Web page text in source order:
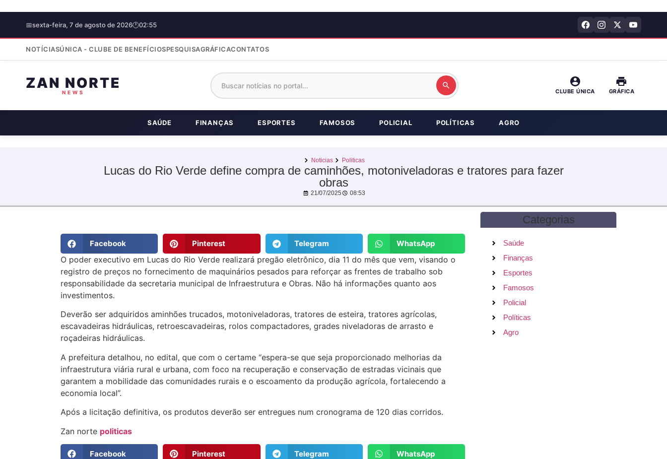
📅sexta-feira, 7 de agosto de 2026🕐02:55
NOTÍCIASÚNICA - CLUBE DE BENEFÍCIOSPESQUISAGRÁFICACONTATOS
ZAN NORTE
NEWS CLUBE ÚNICA GRÁFICA
SAÚDE FINANÇAS ESPORTES FAMOSOS POLICIAL POLÍTICAS AGRO
Noticias Politicas
Lucas do Rio Verde define compra de caminhões, motoniveladoras e tratores para fazer
obras
21/07/2025 08:53
Facebook Pinterest Telegram WhatsApp
O poder executivo em Lucas do Rio Verde realizará pregão eletrônico, dia 11 do mês que vem, visando o
registro de preços no fornecimento de maquinários pesados para reforçar as frentes de trabalho sob
responsabilidade da secretaria municipal de Infraestrutura e Obras. Não há informações quanto aos
investimentos.
Deverão ser adquiridos aminhões trucados, motoniveladoras, tratores de esteira, tratores agrícolas,
escavadeiras hidráulicas, retroescavadeiras, rolos compactadores, grades niveladoras de arrasto e
roçadeiras hidráulicas.
A prefeitura detalhou, no edital, que com o certame “espera-se que seja proporcionado melhorias da
infraestrutura viária rural e urbana, com foco na recuperação e conservação de estradas vicinais que
garantem a mobilidade das comunidades rurais e o escoamento da produção agrícola, fortalecendo a
economia local”.
Após a licitação definitiva, os produtos deverão ser entregues num cronograma de 120 dias corridos.
Zan norte politicas
Facebook Pinterest Telegram WhatsApp
Categorias
Saúde
Finanças
Esportes
Famosos
Policial
Políticas
Agro